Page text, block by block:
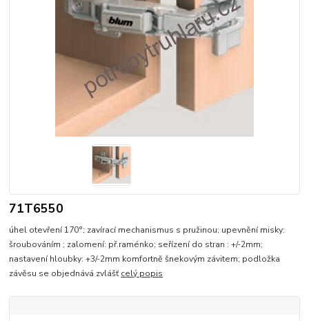
71T6550
úhel otevření 170°; zavírací mechanismus s pružinou; upevnění misky:
šroubováním ; zalomení: př.raménko; seřízení do stran : +/-2mm;
nastavení hloubky: +3/-2mm komfortně šnekovým závitem; podložka
závěsu se objednává zvlášťcelý popis